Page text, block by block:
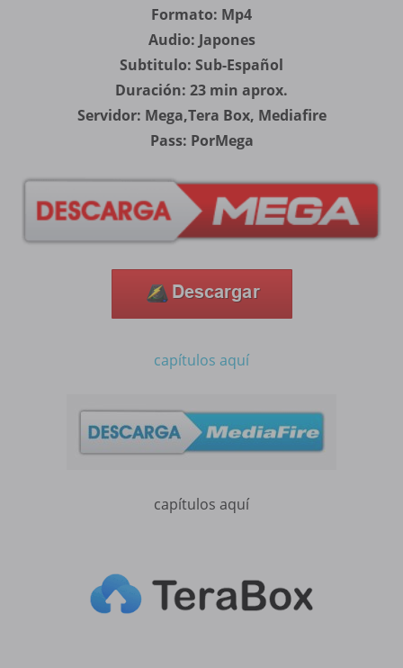
Formato: Mp4
Audio: Japones
Subtitulo: Sub-Español
Duración: 23 min aprox.
Servidor: Mega,Tera Box, Mediafire
Pass: PorMega
capítulos aquí
capítulos aquí